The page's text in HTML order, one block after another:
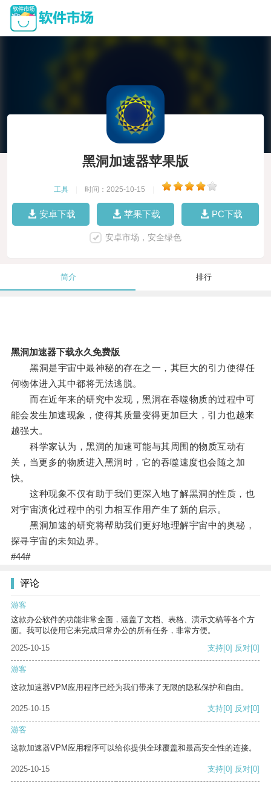
黑洞加速器苹果版
工具 时间：2025-10-15
安卓下载 苹果下载 PC下载
安卓市场，安全绿色
简介 排行
黑洞加速器下载永久免费版
黑洞是宇宙中最神秘的存在之一，其巨大的引力使得任
何物体进入其中都将无法逃脱。
而在近年来的研究中发现，黑洞在吞噬物质的过程中可
能会发生加速现象，使得其质量变得更加巨大，引力也越来
越强大。
科学家认为，黑洞的加速可能与其周围的物质互动有
关，当更多的物质进入黑洞时，它的吞噬速度也会随之加
快。
这种现象不仅有助于我们更深入地了解黑洞的性质，也
对宇宙演化过程中的引力相互作用产生了新的启示。
黑洞加速的研究将帮助我们更好地理解宇宙中的奥秘，
探寻宇宙的未知边界。
#44#
评论
游客
这款办公软件的功能非常全面，涵盖了文档、表格、演示文稿等各个方
面。我可以使用它来完成日常办公的所有任务，非常方便。
2025-10-15
支持[0] 反对[0]
游客
这款加速器VPM应用程序已经为我们带来了无限的隐私保护和自由。
2025-10-15 支持[0] 反对[0]
游客
这款加速器VPM应用程序可以给你提供全球覆盖和最高安全性的连接。
2025-10-15 支持[0] 反对[0]